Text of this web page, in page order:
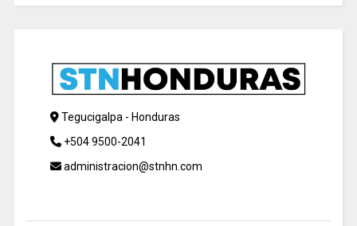
Tegucigalpa - Honduras
+504 9500-2041
administracion@stnhn.com